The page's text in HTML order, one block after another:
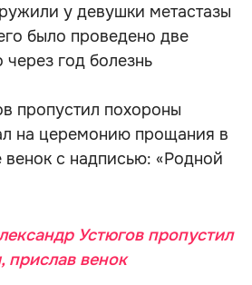
у девушки метастазы
было проведено две
год болезнь
пропустил похороны
на церемонию прощания в
венок с надписью: «Родной
Устюгов пропустил
прислав венок